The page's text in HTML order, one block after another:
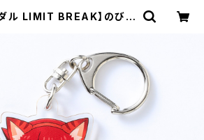
ダル LIMIT BREAK】のび猫